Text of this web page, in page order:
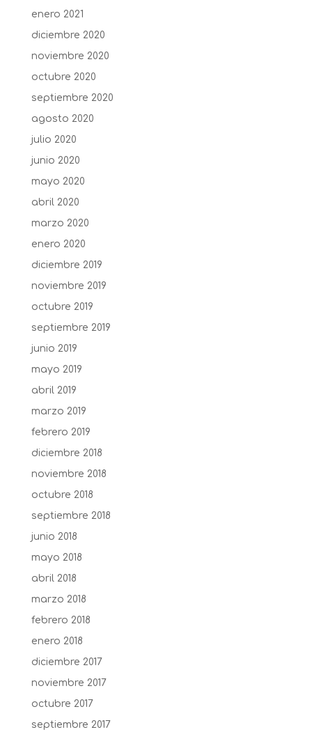
enero 2021
diciembre 2020
noviembre 2020
octubre 2020
septiembre 2020
agosto 2020
julio 2020
junio 2020
mayo 2020
abril 2020
marzo 2020
enero 2020
diciembre 2019
noviembre 2019
octubre 2019
septiembre 2019
junio 2019
mayo 2019
abril 2019
marzo 2019
febrero 2019
diciembre 2018
noviembre 2018
octubre 2018
septiembre 2018
junio 2018
mayo 2018
abril 2018
marzo 2018
febrero 2018
enero 2018
diciembre 2017
noviembre 2017
octubre 2017
septiembre 2017